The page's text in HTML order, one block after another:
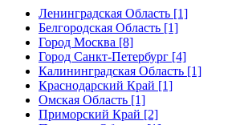
Ленинградская Область [1]
Белгородская Область [1]
Город Москва [8]
Город Санкт-Петербург [4]
Калининградская Область [1]
Краснодарский Край [1]
Омская Область [1]
Приморский Край [2]